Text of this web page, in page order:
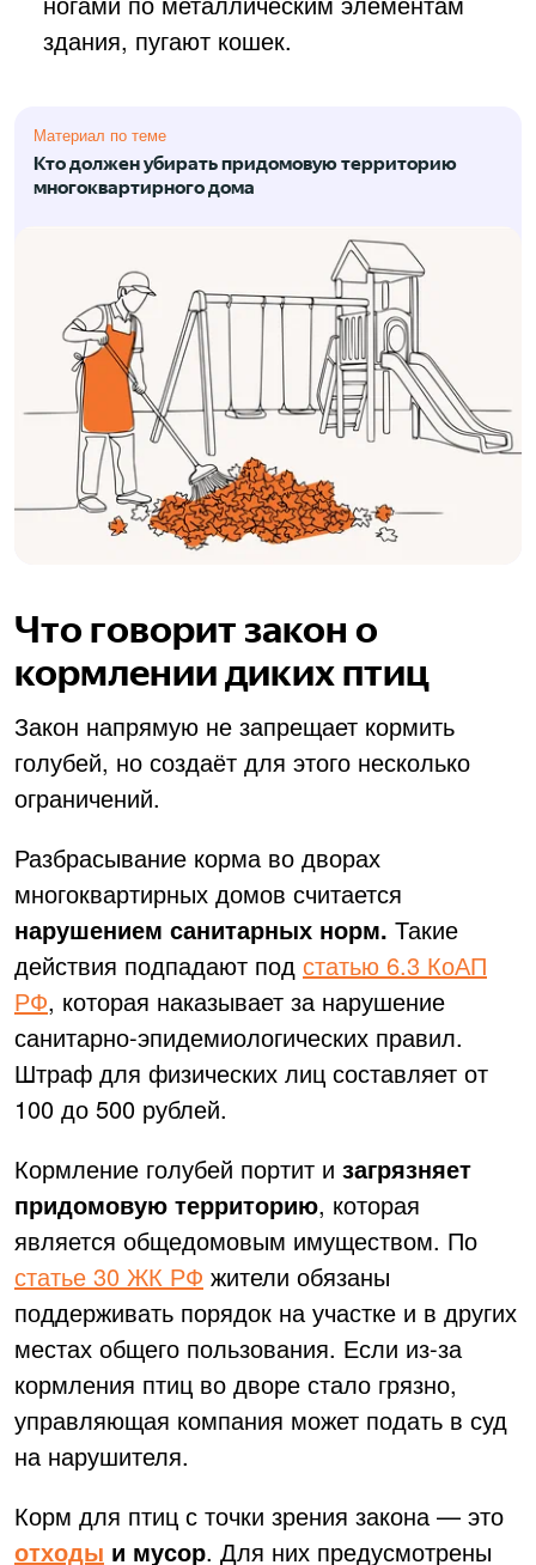
здания, пугают кошек.
Материал по теме
Кто должен убирать придомовую территорию
многоквартирного дома
Что говорит закон о
кормлении диких птиц
Закон напрямую не запрещает кормить
голубей, но создаёт для этого несколько
ограничений.
Разбрасывание корма во дворах
многоквартирных домов считается
нарушением санитарных норм. Такие
действия подпадают под статью 6.3 КоАП
РФ, которая наказывает за нарушение
санитарно-эпидемиологических правил.
Штраф для физических лиц составляет от
100 до 500 рублей.
Кормление голубей портит и загрязняет
придомовую территорию, которая
является общедомовым имуществом. По
статье 30 ЖК РФ жители обязаны
поддерживать порядок на участке и в других
местах общего пользования. Если из-за
кормления птиц во дворе стало грязно,
управляющая компания может подать в суд
на нарушителя.
Корм для птиц с точки зрения закона — это
отходы и мусор. Для них предусмотрены